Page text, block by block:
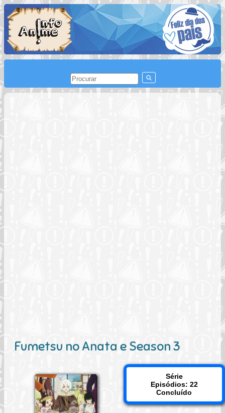
Fumetsu no Anata e Season 3
Série
Episódios: 22
Concluído